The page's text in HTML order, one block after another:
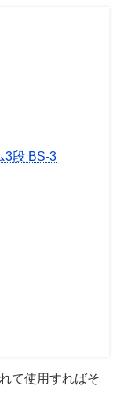
3段 BS-3
て使用すればそ